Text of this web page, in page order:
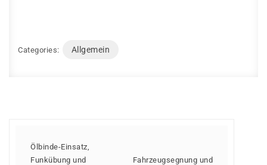
Categories: Allgemein
Ölbinde-Einsatz,
Funkübung und
Fahrzeugsegnung und